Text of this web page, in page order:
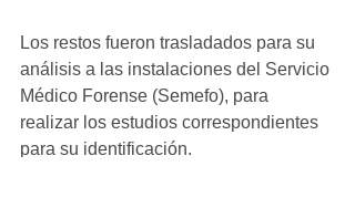
Los restos fueron trasladados para su
análisis a las instalaciones del Servicio
Médico Forense (Semefo), para
realizar los estudios correspondientes
para su identificación.